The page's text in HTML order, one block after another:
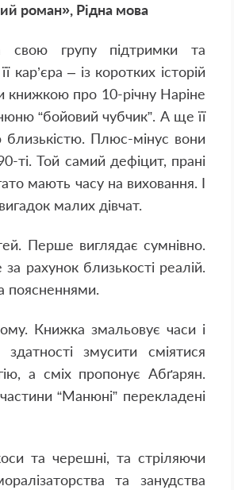
роман», Рідна мова
свою групу підтримки та
– із коротких історій
книжкою про 10-річну Наріне
“бойовий чубчик”. А ще її
близькістю. Плюс-мінус вони
ті. Той самий дефіцит, прані
мають часу на виховання. І
малих дівчат.
Перше виглядає сумнівно.
рахунок близькості реалій.
поясненнями.
Книжка змальовує часи і
змусити сміятися
а сміх пропонує Абґарян.
“Манюні” перекладені
та черешні, та стріляючи
та занудства